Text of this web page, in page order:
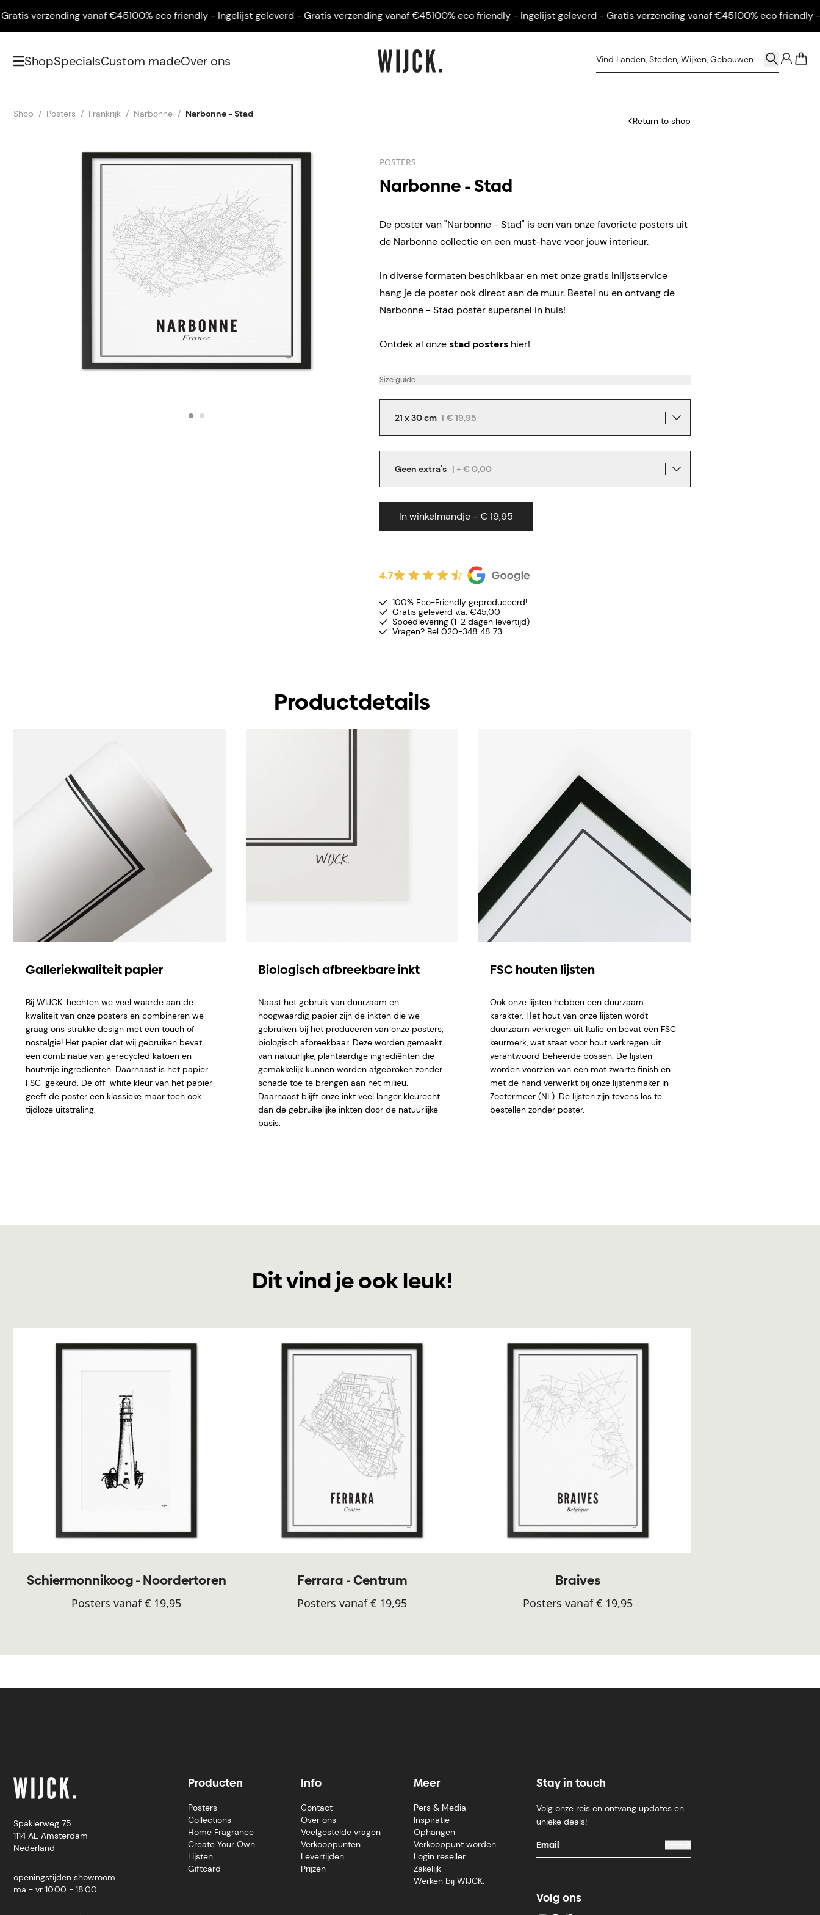
verzending vanaf €45100% eco friendly - Ingelijst geleverd - Gratis verzending vanaf €45100% eco friendly - Ingelijst geleverd - Gratis verzending vanaf €45100% eco friendly -
ShopSpecialsCustom madeOver ons
Shop Posters Frankrijk Narbonne Narbonne - Stad
Return to shop
POSTERS
Narbonne - Stad
De poster van "Narbonne - Stad" is een van onze favoriete posters uit
de Narbonne collectie en een must-have voor jouw interieur.
In diverse formaten beschikbaar en met onze gratis inlijstservice
hang je de poster ook direct aan de muur. Bestel nu en ontvang de
Narbonne - Stad poster supersnel in huis!
Ontdek al onzestad posters hier!
Size guide
21 x 30 cm | € 19,95
Geen extra's | + € 0,00
In winkelmandje - € 19,95
4.7
100% Eco-Friendly geproduceerd!
Gratis geleverd v.a. €45,00
Spoedlevering (1-2 dagen levertijd)
Vragen? Bel 020-348 48 73
Productdetails
Galleriekwaliteit papier
Bij WIJCK. hechten we veel waarde aan de
kwaliteit van onze posters en combineren we
graag ons strakke design met een touch of
nostalgie! Het papier dat wij gebruiken bevat
een combinatie van gerecycled katoen en
houtvrije ingrediënten. Daarnaast is het papier
FSC-gekeurd. De off-white kleur van het papier
geeft de poster een klassieke maar toch ook
tijdloze uitstraling.
Biologisch afbreekbare inkt
Naast het gebruik van duurzaam en
hoogwaardig papier zijn de inkten die we
gebruiken bij het produceren van onze posters,
biologisch afbreekbaar. Deze worden gemaakt
van natuurlijke, plantaardige ingrediënten die
gemakkelijk kunnen worden afgebroken zonder
schade toe te brengen aan het milieu.
Daarnaast blijft onze inkt veel langer kleurecht
dan de gebruikelijke inkten door de natuurlijke
basis.
FSC houten lijsten
Ook onze lijsten hebben een duurzaam
karakter. Het hout van onze lijsten wordt
duurzaam verkregen uit Italië en bevat een FSC
keurmerk, wat staat voor hout verkregen uit
verantwoord beheerde bossen. De lijsten
worden voorzien van een mat zwarte finish en
met de hand verwerkt bij onze lijstenmaker in
Zoetermeer (NL). De lijsten zijn tevens los te
bestellen zonder poster.
Dit vind je ook leuk!
Schiermonnikoog - Noordertoren
Posters vanaf € 19,95
Ferrara - Centrum
Posters vanaf € 19,95
Braives
Posters vanaf € 19,95
Spaklerweg 75
1114 AE Amsterdam
Nederland
openingstijden showroom
ma - vr 10.00 - 18.00
Producten
Posters
Collections
Home Fragrance
Create Your Own
Lijsten
Giftcard
Info
Contact
Over ons
Veelgestelde vragen
Verkooppunten
Levertijden
Prijzen
Meer
Pers & Media
Inspiratie
Ophangen
Verkooppunt worden
Login reseller
Zakelijk
Werken bij WIJCK.
Stay in touch
Volg onze reis en ontvang updates en
unieke deals!
Volg ons